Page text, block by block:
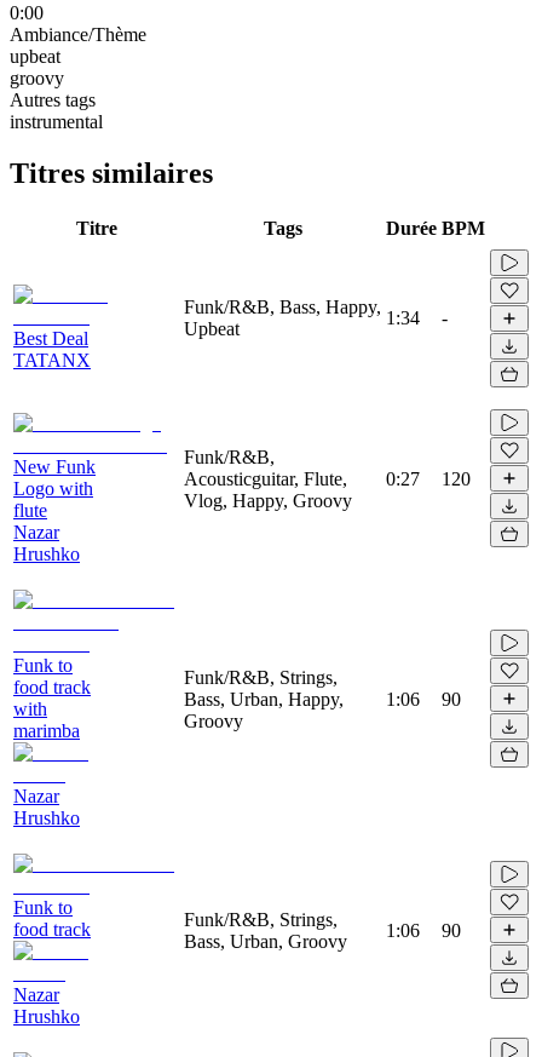
0:00
Ambiance/Thème
upbeat
groovy
Autres tags
instrumental
Titres similaires
Titre Tags Durée BPM
Best Deal
TATANX
Funk/R&B, Bass, Happy,
Upbeat
1:34 -
New Funk
Logo with
flute
Nazar
Hrushko
Funk/R&B,
Acousticguitar, Flute,
Vlog, Happy, Groovy
0:27 120
Funk to
food track
with
marimba
Nazar
Hrushko
Funk/R&B, Strings,
Bass, Urban, Happy,
Groovy
1:06 90
Funk to
food track
Nazar
Hrushko
Funk/R&B, Strings,
Bass, Urban, Groovy
1:06 90